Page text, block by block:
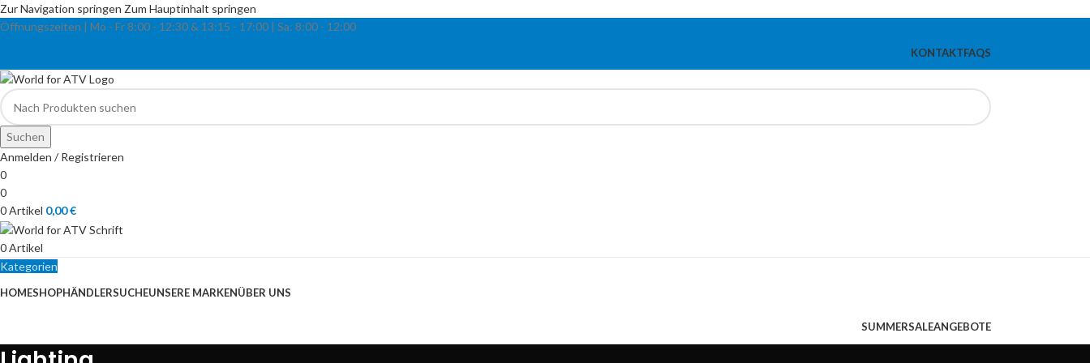
Zur Navigation springen Zum Hauptinhalt springen
Öffnungszeiten | Mo - Fr 8:00 - 12:30 & 13:15 - 17:00 | Sa: 8:00 - 12:00
KONTAKTFAQS
Suchen
Anmelden / Registrieren
0
0
0Artikel 0,00€
0Artikel
Kategorien
HOMESHOPHÄNDLERSUCHEUNSERE MARKENÜBER UNS
SUMMERSALEANGEBOTE